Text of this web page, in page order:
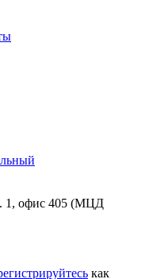
1, офис 405 (МЦД
как